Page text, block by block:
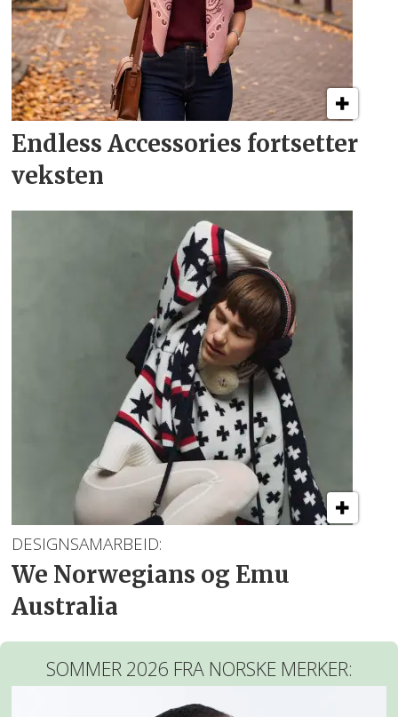
Endless Accessories fortsetter
veksten
DESIGNSAMARBEID:
We Norwegians og Emu
Australia
SOMMER 2026 FRA NORSKE MERKER: